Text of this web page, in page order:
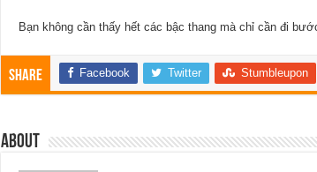
Bạn không cần thấy hết các bậc thang mà chỉ cần đi
Share Facebook Twitter Stumbleupon
About